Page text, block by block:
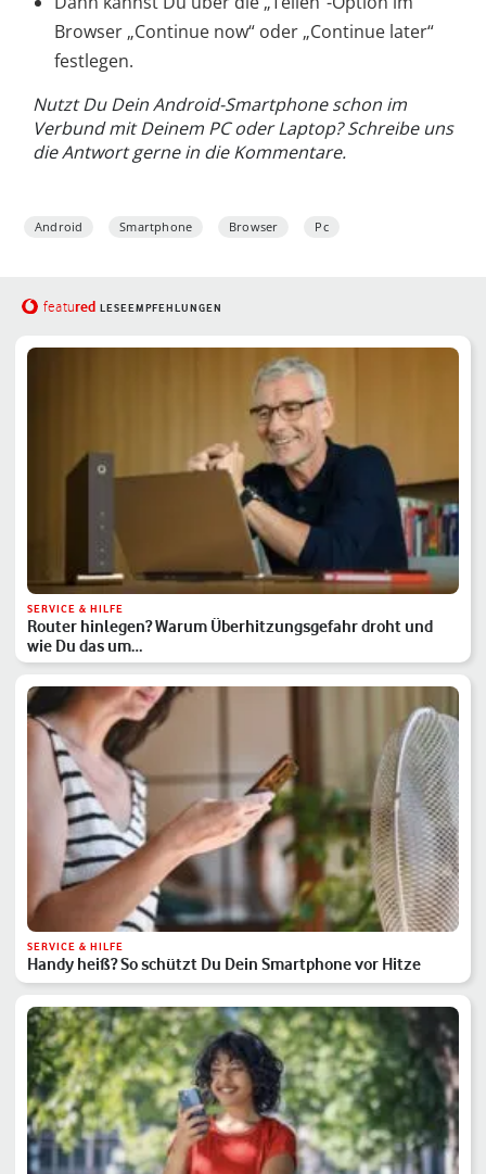
Browser „Continue now“ oder „Continue later“
festlegen.
Nutzt Du Dein Android-Smartphone schon im
Verbund mit Deinem PC oder Laptop? Schreibe uns
die Antwort gerne in die Kommentare.
Android Smartphone Browser Pc
featured LESEEMPFEHLUNGEN
SERVICE & HILFE
Router hinlegen? Warum Überhitzungsgefahr droht und
wie Du das um…
SERVICE & HILFE
Handy heiß? So schützt Du Dein Smartphone vor Hitze